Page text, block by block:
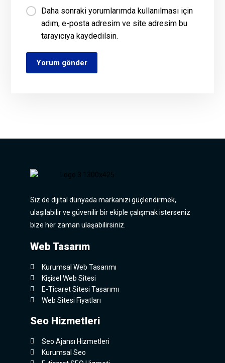
Daha sonraki yorumlarımda kullanılması için
adım, e-posta adresim ve site adresim bu
tarayıcıya kaydedilsin.
Yorum gönder
Siz de dijital dünyada markanızı güçlendirmek,
ulaşılabilir ve güvenilir bir ekiple çalışmak isterseniz
bize her zaman ulaşabilirsiniz.
Web Tasarım
Kurumsal Web Tasarımı
Kişisel Web Sitesi
E-Ticaret Sitesi Tasarımı
Web Sitesi Fiyatları
Seo Hizmetleri
Seo Ajansı Hizmetleri
Kurumsal Seo